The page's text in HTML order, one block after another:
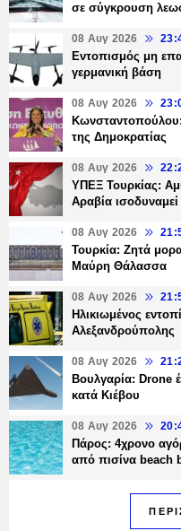
σε σύγκρουση
08 Αυγ 2026
Εντοπισμός μη
γερμανική βάση
08 Αυγ 2026
της Δημοκρατίας
08 Αυγ 2026
ΥΠΕΞ Τουρκίας:
Αραβία
08 Αυγ 2026
Τουρκία: Ζητά
Μαύρη Θάλασσα
08 Αυγ 2026
Ηλικιωμένος
Αλεξανδρούπολης
08 Αυγ 2026
Βουλγαρία: Drone
κατά Κιέβου
08 Αυγ 2026
Πάρος: 4χρονο
από πισίνα beach